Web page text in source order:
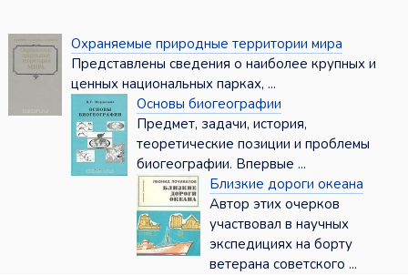
Охраняемые природные территории мира
Представлены сведения о наиболее крупных и
ценных национальных парках, ...
Основы биогеографии
Предмет, задачи, история,
теоретические позиции и проблемы
биогеографии. Впервые ...
Близкие дороги океана
Автор этих очерков
участвовал в научных
экспедициях на борту
ветерана советского ...